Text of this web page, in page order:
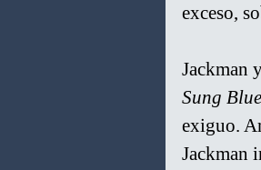
exceso,
Jackman
Sung Blue
exiguo.
Jackman